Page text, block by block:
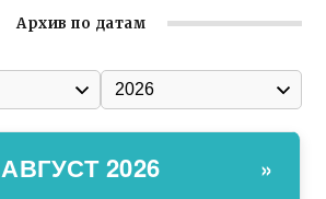
Архив по датам
АВГУСТ 2026 »